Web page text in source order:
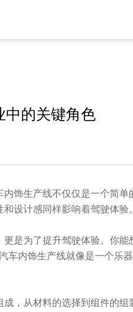
中的关键角色
生产线不仅仅是一个简单
设计感同样影响着驾驶体验
为了提升驾驶体验。你能
车内饰生产线就像是一个乐
从材料的选择到组件的组